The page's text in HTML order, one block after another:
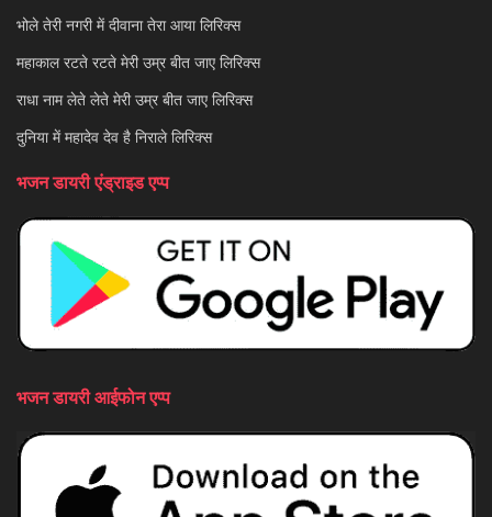
भोले तेरी नगरी में दीवाना तेरा आया लिरिक्स
महाकाल रटते रटते मेरी उम्र बीत जाए लिरिक्स
राधा नाम लेते लेते मेरी उम्र बीत जाए लिरिक्स
दुनिया में महादेव देव है निराले लिरिक्स
भजन डायरी एंड्राइड एप्प
भजन डायरी आईफोन एप्प